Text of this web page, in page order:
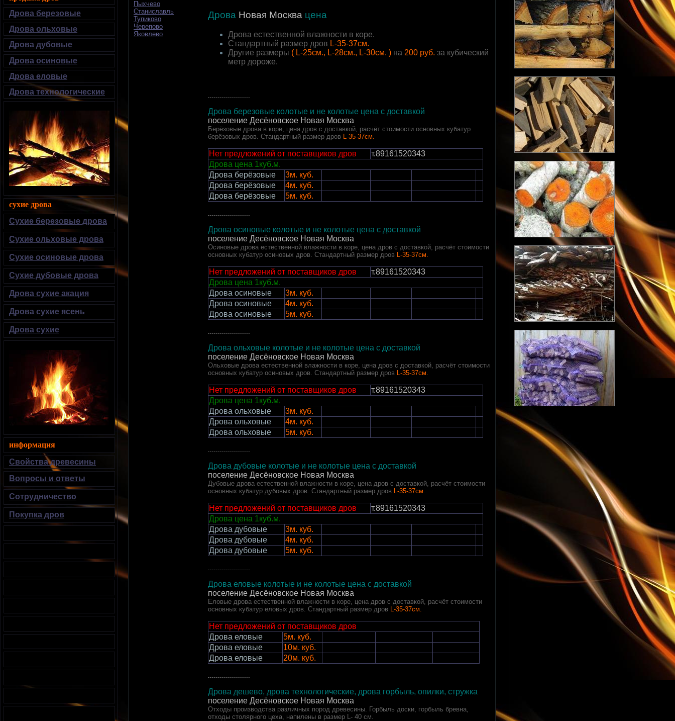
Пыхчево
Станиславль
Тупиково
Черепово
Яковлево
Дрова Новая Москва цена
Дрова естественной влажности в коре.
Стандартный размер дров L-35-37см.
Другие размеры ( L-25см., L-28см., L-30см. ) на 200 руб. за кубический
метр дороже.
Дрова березовые колотые и не колотые цена с доставкой
поселение Десёновское Новая Москва
Берёзовые дрова в коре, цена дров с доставкой, расчёт стоимости основных кубатур
берёзовых дров. Стандартный размер дров L-35-37см.
Нет предложений от поставщиков дров
т.89161520343
Дрова цена 1куб.м.
Дрова берёзовые
3м. куб.
Дрова берёзовые
4м. куб.
Дрова берёзовые
5м. куб.
Дрова осиновые колотые и не колотые цена с доставкой
поселение Десёновское Новая Москва
Осиновые дрова естественной влажности в коре, цена дров с доставкой, расчёт стоимости
основных кубатур осиновых дров. Стандартный размер дров
L-35-37см.
Нет предложений от поставщиков дров
т.89161520343
Дрова цена 1куб.м.
Дрова осиновые
3м. куб.
Дрова осиновые
4м. куб.
Дрова осиновые
5м. куб.
Дрова ольховые колотые и не колотые цена с доставкой
поселение Десёновское Новая Москва
Ольховые дрова естественной влажности в коре, цена дров с доставкой, расчёт стоимости
основных кубатур осиновых дров. Стандартный размер дров
L-35-37см.
Нет предложений от поставщиков дров
т.89161520343
Дрова цена 1куб.м.
Дрова ольховые
3м. куб.
Дрова ольховые
4м. куб.
Дрова ольховые
5м. куб.
Дрова дубовые колотые и не колотые цена с доставкой
поселение Десёновское Новая Москва
Дубовые дрова естественной влажности в коре, цена дров с доставкой, расчёт стоимости
основных кубатур дубовых дров. Стандартный размер дров
L-35-37см.
Нет предложений от поставщиков дров
т.89161520343
Дрова цена 1куб.м.
Дрова дубовые
3м. куб.
Дрова дубовые
4м. куб.
Дрова дубовые
5м. куб.
Дрова еловые колотые и не колотые цена с доставкой
поселение Десёновское Новая Москва
Еловые дрова естественной влажности в коре, цена дров с доставкой, расчёт стоимости
основных кубатур еловых дров. Стандартный размер дров
L-35-37см.
Нет предложений от поставщиков дров
Дрова еловые
5м. куб.
Дрова еловые
10м. куб.
Дрова еловые
20м. куб.
Дрова дешево, дрова технологические, дрова горбыль, опилки, стружка
поселение Десёновское Новая Москва
Отходы производства различных пород древесины. Горбыль доски, горбыль бревна,
отходы столярного цеха, напилены в размер L- 40 см.
Дрова березовые
Дрова ольховые
Дрова дубовые
Дрова осиновые
Дрова еловые
Дрова технологические
сухие дрова
Сухие березовые дрова
Сухие ольховые дрова
Сухие осиновые дрова
Сухие дубовые дрова
Дрова сухие акация
Дрова сухие ясень
Дрова сухие
информация
Свойства древесины
Вопросы и ответы
Сотрудничество
Покупка дров